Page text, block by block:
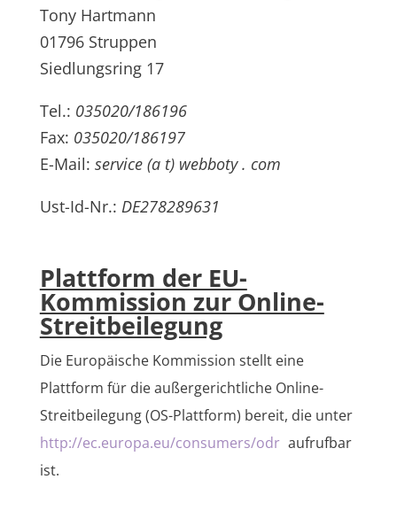
Tony Hartmann
01796 Struppen
Siedlungsring 17
Tel.: 035020/186196
Fax: 035020/186197
E-Mail: service (a t) webboty . com
Ust-Id-Nr.: DE278289631
Plattform der EU-
Kommission zur Online-
Streitbeilegung
Die Europäische Kommission stellt eine
Plattform für die außergerichtliche Online-
Streitbeilegung (OS-Plattform) bereit, die unter
http://ec.europa.eu/consumers/odr aufrufbar
ist.